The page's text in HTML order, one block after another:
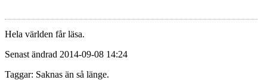
Hela världen får läsa.
Senast ändrad 2014-09-08 14:24
Taggar: Saknas än så länge.